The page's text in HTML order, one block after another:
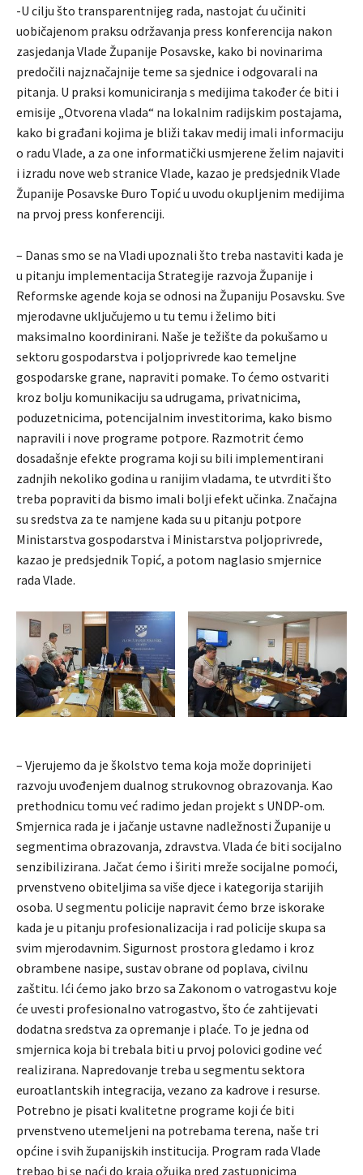
-U cilju što transparentnijeg rada, nastojat ću učiniti
uobičajenom praksu održavanja press konferencija nakon
zasjedanja Vlade Županije Posavske, kako bi novinarima
predočili najznačajnije teme sa sjednice i odgovarali na
pitanja. U praksi komuniciranja s medijima također će biti i
emisije „Otvorena vlada“ na lokalnim radijskim postajama,
kako bi građani kojima je bliži takav medij imali informaciju
o radu Vlade, a za one informatički usmjerene želim najaviti
i izradu nove web stranice Vlade, kazao je predsjednik Vlade
Županije Posavske Đuro Topić u uvodu okupljenim medijima
na prvoj press konferenciji.
– Danas smo se na Vladi upoznali što treba nastaviti kada je
u pitanju implementacija Strategije razvoja Županije i
Reformske agende koja se odnosi na Županiju Posavsku. Sve
mjerodavne uključujemo u tu temu i želimo biti
maksimalno koordinirani. Naše je težište da pokušamo u
sektoru gospodarstva i poljoprivrede kao temeljne
gospodarske grane, napraviti pomake. To ćemo ostvariti
kroz bolju komunikaciju sa udrugama, privatnicima,
poduzetnicima, potencijalnim investitorima, kako bismo
napravili i nove programe potpore. Razmotrit ćemo
dosadašnje efekte programa koji su bili implementirani
zadnjih nekoliko godina u ranijim vladama, te utvrditi što
treba popraviti da bismo imali bolji efekt učinka. Značajna
su sredstva za te namjene kada su u pitanju potpore
Ministarstva gospodarstva i Ministarstva poljoprivrede,
kazao je predsjednik Topić, a potom naglasio smjernice
rada Vlade.
– Vjerujemo da je školstvo tema koja može doprinijeti
razvoju uvođenjem dualnog strukovnog obrazovanja. Kao
prethodnicu tomu već radimo jedan projekt s UNDP-om.
Smjernica rada je i jačanje ustavne nadležnosti Županije u
segmentima obrazovanja, zdravstva. Vlada će biti socijalno
senzibilizirana. Jačat ćemo i širiti mreže socijalne pomoći,
prvenstveno obiteljima sa više djece i kategorija starijih
osoba. U segmentu policije napravit ćemo brze iskorake
kada je u pitanju profesionalizacija i rad policije skupa sa
svim mjerodavnim. Sigurnost prostora gledamo i kroz
obrambene nasipe, sustav obrane od poplava, civilnu
zaštitu. Ići ćemo jako brzo sa Zakonom o vatrogastvu koje
će uvesti profesionalno vatrogastvo, što će zahtijevati
dodatna sredstva za opremanje i plaće. To je jedna od
smjernica koja bi trebala biti u prvoj polovici godine već
realizirana. Napredovanje treba u segmentu sektora
euroatlantskih integracija, vezano za kadrove i resurse.
Potrebno je pisati kvalitetne programe koji će biti
prvenstveno utemeljeni na potrebama terena, naše tri
općine i svih županijskih institucija. Program rada Vlade
trebao bi se naći do kraja ožujka pred zastupnicima